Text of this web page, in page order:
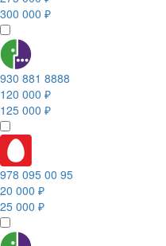
300 000 ₽
930 881 8888
120 000 ₽
125 000 ₽
978 095 00 95
20 000 ₽
25 000 ₽